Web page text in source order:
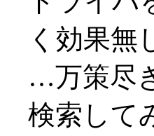
く効果無
…万策尽
検索して